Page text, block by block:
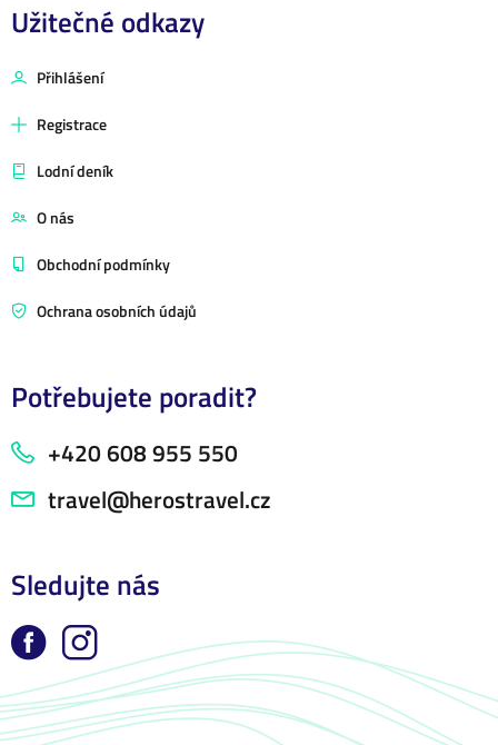
Užitečné odkazy
Přihlášení
Registrace
Lodní deník
O nás
Obchodní podmínky
Ochrana osobních údajů
Potřebujete poradit?
+420 608 955 550
travel@herostravel.cz
Sledujte nás